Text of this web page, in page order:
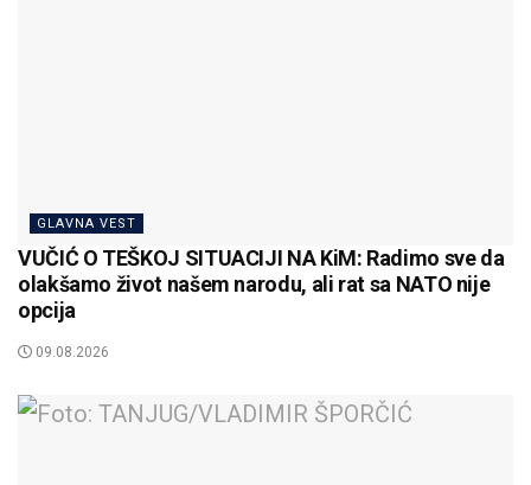
GLAVNA VEST
VUČIĆ O TEŠKOJ SITUACIJI NA KiM: Radimo sve da
olakšamo život našem narodu, ali rat sa NATO nije
opcija
09.08.2026